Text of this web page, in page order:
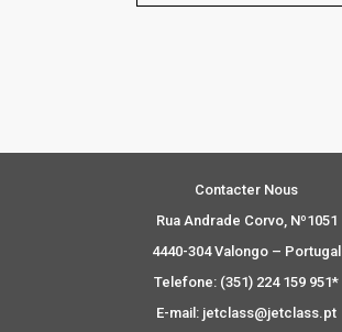
Contacter Nous
Rua Andrade Corvo, Nº1051
4440-304 Valongo – Portugal
Telefone: (351) 224 159 951*
E-mail: jetclass@jetclass.pt